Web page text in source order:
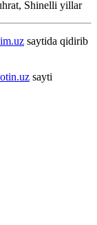
Shinelli yillar
saytida qidirib
sayti